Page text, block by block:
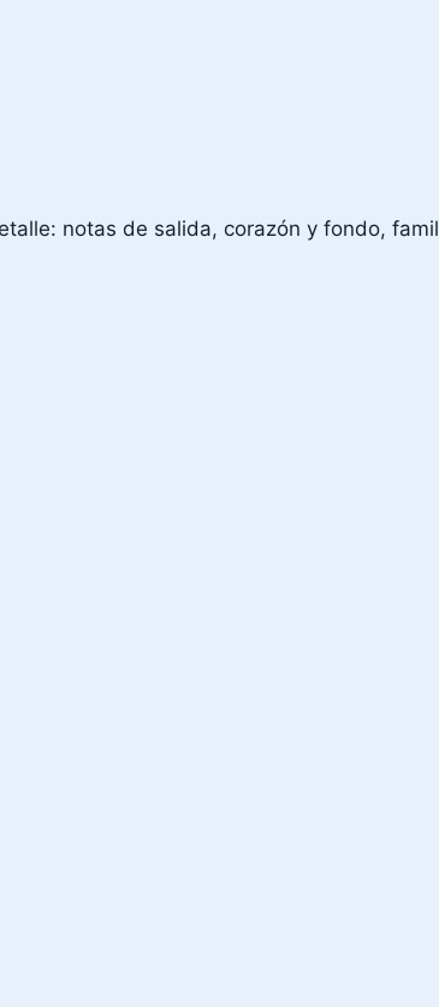
notas de salida, corazón y fondo,